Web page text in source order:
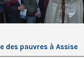
des pauvres à Assise